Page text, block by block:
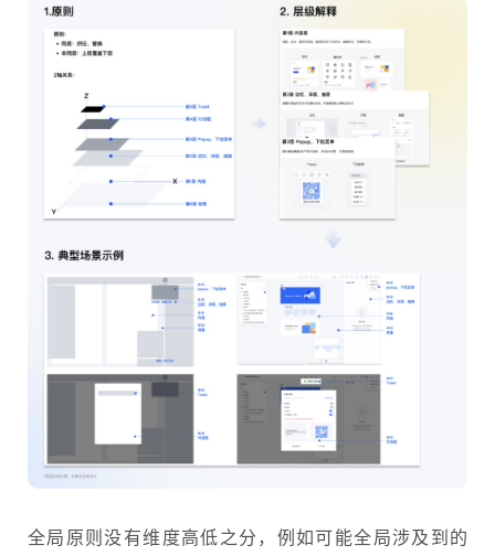
全局原则没有维度高低之分，例如可能全局涉及到的